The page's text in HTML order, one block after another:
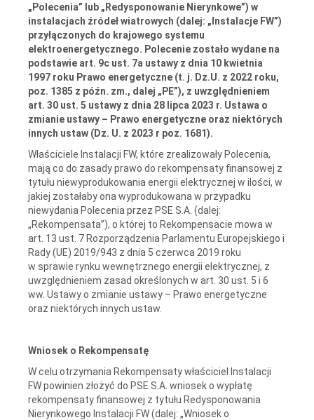
„Polecenia” lub „Redysponowanie Nierynkowe”) w
instalacjach źródeł wiatrowych (dalej: „Instalacje FW”)
przyłączonych do krajowego systemu
elektroenergetycznego. Polecenie zostało wydane na
podstawie art. 9c ust. 7a ustawy z dnia 10 kwietnia
1997 roku Prawo energetyczne (t. j. Dz.U. z 2022 roku,
poz. 1385 z późn. zm., dalej „PE”), z uwzględnieniem
art. 30 ust. 5 ustawy z dnia 28 lipca 2023 r. Ustawa o
zmianie ustawy – Prawo energetyczne oraz niektórych
innych ustaw (Dz. U. z 2023 r poz. 1681).
Właściciele Instalacji FW, które zrealizowały Polecenia,
mają co do zasady prawo do rekompensaty finansowej z
tytułu niewyprodukowania energii elektrycznej w ilości, w
jakiej zostałaby ona wyprodukowana w przypadku
niewydania Polecenia przez PSE S.A. (dalej:
„Rekompensata”), o której to Rekompensacie mowa w
art. 13 ust. 7 Rozporządzenia Parlamentu Europejskiego i
Rady (UE) 2019/943 z dnia 5 czerwca 2019 roku
w sprawie rynku wewnętrznego energii elektrycznej, z
uwzględnieniem zasad określonych w art. 30 ust. 5 i 6
ww. Ustawy o zmianie ustawy – Prawo energetyczne
oraz niektórych innych ustaw.
Wniosek o Rekompensatę
W celu otrzymania Rekompensaty właściciel Instalacji
FW powinien złożyć do PSE S.A. wniosek o wypłatę
rekompensaty finansowej z tytułu Redysponowania
Nierynkowego Instalacji FW (dalej: „Wniosek o